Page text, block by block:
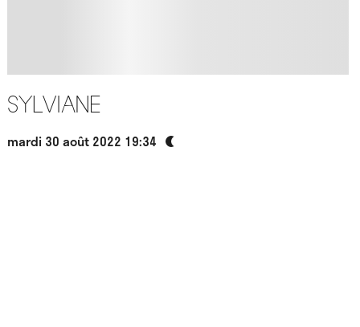
Sylviane
mardi 30 août 2022 19:34